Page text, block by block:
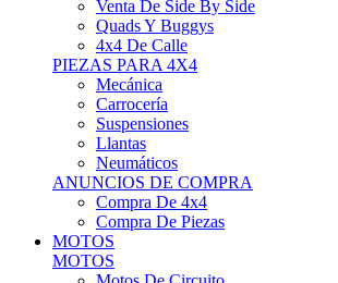
Motos R
Motos De Carretera
Scooters
Remolques
PIEZAS Y EQUIPACIONES
Despieces
Equipamiento
Neumáticos
ANUNCIOS DE COMPRA
Compra Motos
Compra Piezas
ASISTENCIA Y TALLER
ASISTENCIA Y TALLER
Camiones